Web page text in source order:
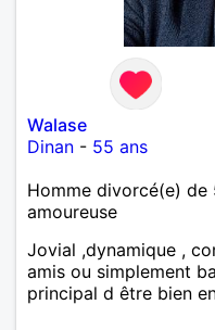
Walase
Dinan - 55 ans
Homme divorcé(e) de
amoureuse
Jovial ,dynamique ,
amis ou simplement
principal d être bien